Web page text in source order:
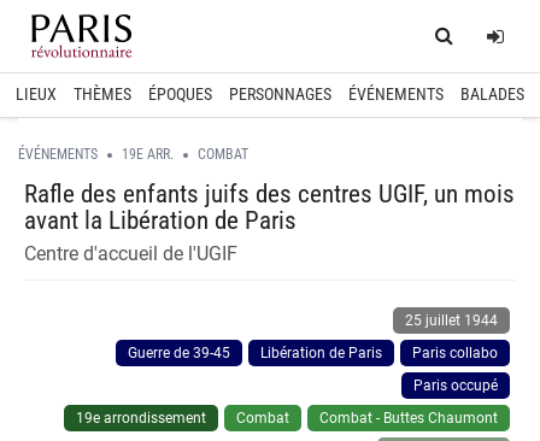
Home
LIEUX THÈMES ÉPOQUES PERSONNAGES ÉVÉNEMENTS BALADES
ÉVÉNEMENTS 19E ARR. COMBAT
Rafle des enfants juifs des centres UGIF, un mois
avant la Libération de Paris
Centre d'accueil de l'UGIF
25 juillet 1944
Guerre de 39-45
Libération de Paris
Paris collabo
Paris occupé
19e arrondissement
Combat
Combat - Buttes Chaumont